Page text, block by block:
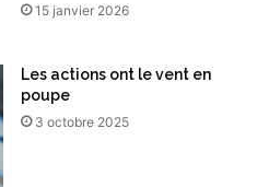
15 janvier 2026
Les actions ont le vent en
poupe
3 octobre 2025